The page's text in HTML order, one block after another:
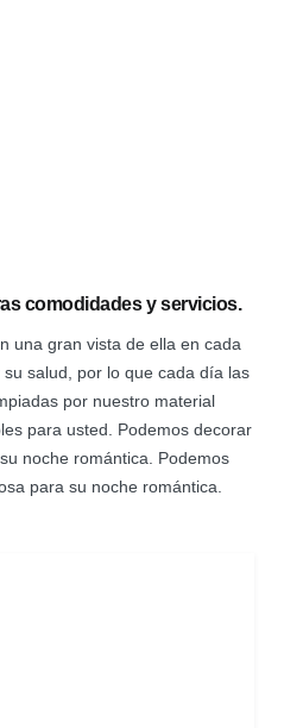
comodidades y servicios.
una gran vista de ella en cada
salud, por lo que cada día las
por nuestro material
para usted. Podemos decorar
noche romántica. Podemos
para su noche romántica.